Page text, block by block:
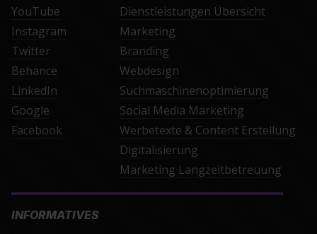
YouTube
Instagram
Twitter
Behance
LinkedIn
Google
Facebook
Dienstleistungen Übersicht
Marketing
Branding
Webdesign
Suchmaschinenoptimierung
Social Media Marketing
Werbetexte & Content Erstellung
Digitalisierung
Marketing Langzeitbetreuung
INFORMATIVES